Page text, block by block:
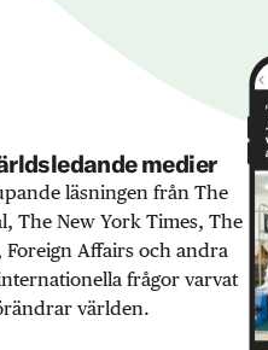
medier
läsningen från The
The New York Times, The
Foreign Affairs och andra
frågor varvat
världen.